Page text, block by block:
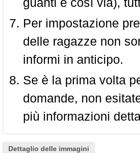
Per impostazione
delle ragazze non
informi in anticipo.
Se è la prima volta
domande, non
più informazioni
Dettaglio delle immagini